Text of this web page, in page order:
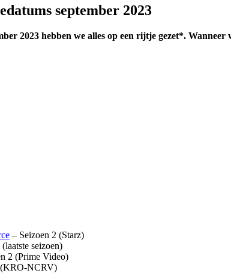
september 2023
2023 hebben we alles op een rijtje gezet*.
– Seizoen 2 (Starz)
seizoen)
2 (Prime Video)
(KRO-NCRV)